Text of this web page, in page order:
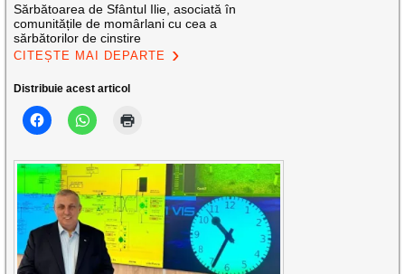
Sărbătoarea de Sfântul Ilie, asociată în
comunitățile de momârlani cu cea a
sărbătorilor de cinstire
CITEȘTE MAI DEPARTE
Distribuie acest articol